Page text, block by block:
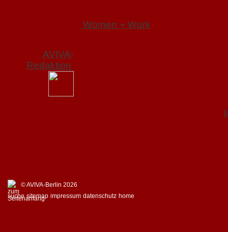
Women + Work
AVIVA-
Redaktion
© AVIVA-Berlin 2026
suche sitemap impressum datenschutz home